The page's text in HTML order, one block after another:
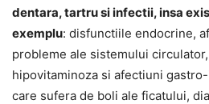
dentara, tartru si infectii, insa
exemplu: disfunctiile endocrine,
probleme ale sistemului
hipovitaminoza si afectiuni
care sufera de boli ale ficatului,